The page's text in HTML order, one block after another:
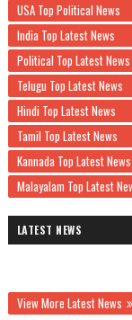
USA Top Political News
India Top Latest News
Political Top Latest News
Telugu Top Latest News
Hindi Top Latest News
Tamil Top Latest News
Kannada Top Latest News
Malayalam Top Latest
LATEST NEWS
View More Latest News